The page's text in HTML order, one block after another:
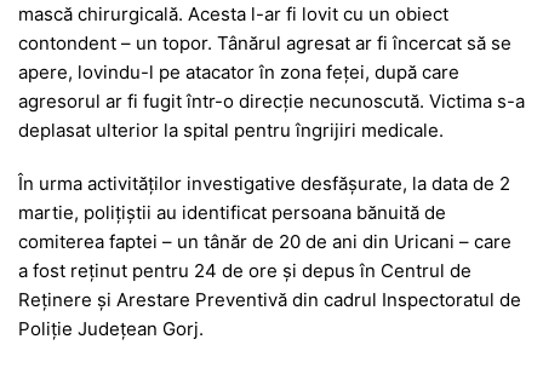
mască chirurgicală. Acesta l-ar fi lovit cu un obiect
contondent – un topor. Tânărul agresat ar fi încercat să se
apere, lovindu-l pe atacator în zona feței, după care
agresorul ar fi fugit într-o direcție necunoscută. Victima s-a
deplasat ulterior la spital pentru îngrijiri medicale.
În urma activităților investigative desfășurate, la data de 2
martie, polițiștii au identificat persoana bănuită de
comiterea faptei – un tânăr de 20 de ani din Uricani – care
a fost reținut pentru 24 de ore și depus în Centrul de
Reținere și Arestare Preventivă din cadrul Inspectoratul de
Poliție Județean Gorj.